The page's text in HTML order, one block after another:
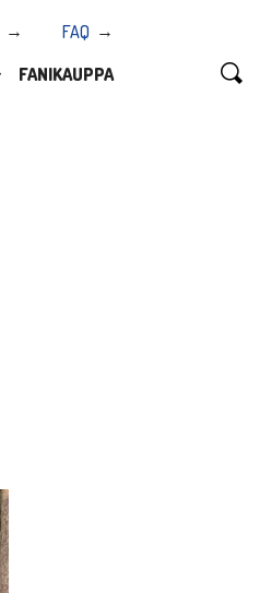
FAQ
FANIKAUPPA